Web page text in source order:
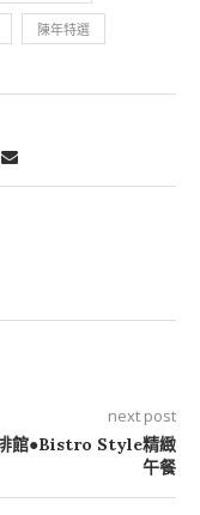
陳年特選
next post
館●Bistro Style精緻
午餐